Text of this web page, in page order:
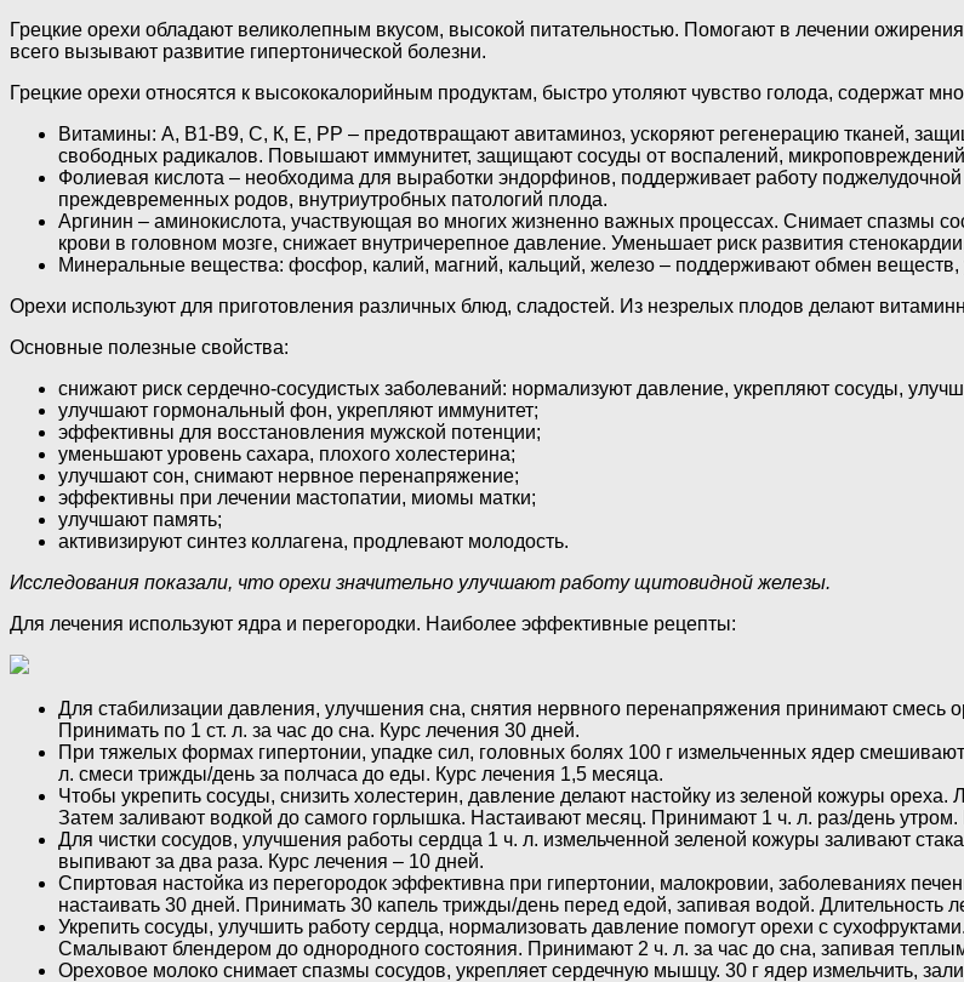
Грецкие орехи обладают великолепным вкусом, высокой питательностью. Помогают в лечении
всего вызывают развитие гипертонической болезни.
Грецкие орехи относятся к высококалорийным продуктам, быстро утоляют чувство голода, содержат
Витамины: А, В1-В9, С, К, Е, РР – предотвращают авитаминоз, ускоряют регенерацию тканей,
свободных радикалов. Повышают иммунитет, защищают сосуды от воспалений,
Фолиевая кислота – необходима для выработки эндорфинов, поддерживает работу
преждевременных родов, внутриутробных патологий плода.
Аргинин – аминокислота, участвующая во многих жизненно важных процессах. Снимает спазмы
крови в головном мозге, снижает внутричерепное давление. Уменьшает риск развития
Минеральные вещества: фосфор, калий, магний, кальций, железо – поддерживают обмен
Орехи используют для приготовления различных блюд, сладостей. Из незрелых плодов делают
Основные полезные свойства:
снижают риск сердечно-сосудистых заболеваний: нормализуют давление, укрепляют сосуды,
улучшают гормональный фон, укрепляют иммунитет;
эффективны для восстановления мужской потенции;
уменьшают уровень сахара, плохого холестерина;
улучшают сон, снимают нервное перенапряжение;
эффективны при лечении мастопатии, миомы матки;
улучшают память;
активизируют синтез коллагена, продлевают молодость.
Исследования показали, что орехи значительно улучшают работу щитовидной железы.
Для лечения используют ядра и перегородки. Наиболее эффективные рецепты:
Для стабилизации давления, улучшения сна, снятия нервного перенапряжения принимают смесь
Принимать по 1 ст. л. за час до сна. Курс лечения 30 дней.
При тяжелых формах гипертонии, упадке сил, головных болях 100 г измельченных ядер
л. смеси трижды/день за полчаса до еды. Курс лечения 1,5 месяца.
Чтобы укрепить сосуды, снизить холестерин, давление делают настойку из зеленой кожуры
Затем заливают водкой до самого горлышка. Настаивают месяц. Принимают 1 ч. л. раз/день
Для чистки сосудов, улучшения работы сердца 1 ч. л. измельченной зеленой кожуры заливают
выпивают за два раза. Курс лечения – 10 дней.
Спиртовая настойка из перегородок эффективна при гипертонии, малокровии, заболеваниях
настаивать 30 дней. Принимать 30 капель трижды/день перед едой, запивая водой. Длительность
Укрепить сосуды, улучшить работу сердца, нормализовать давление помогут орехи с
Смалывают блендером до однородного состояния. Принимают 2 ч. л. за час до сна, запивая
Ореховое молоко снимает спазмы сосудов, укрепляет сердечную мышцу. 30 г ядер измельчить,